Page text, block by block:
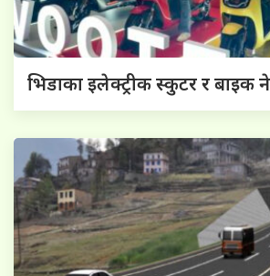
भिडाका इलेक्ट्रीक स्कुटर र बाइक